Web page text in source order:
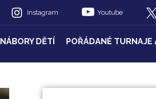
Instagram Youtube
NÁBORY DĚTÍ POŘÁDANÉ TURNAJE